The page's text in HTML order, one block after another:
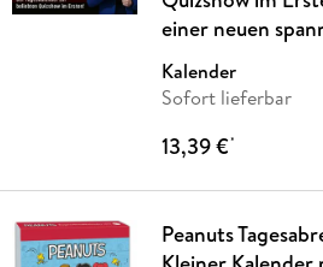
einer neuen
Kalender
Sofort lieferbar
13,39 €*
Peanuts